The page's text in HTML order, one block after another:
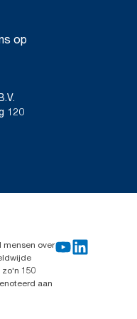
op
120
mensen over
zo'n 150
aan